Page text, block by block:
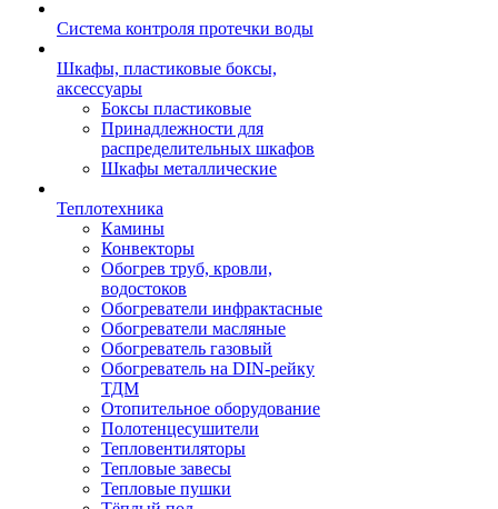
Система контроля протечки воды
Шкафы, пластиковые боксы,
аксессуары
Боксы пластиковые
Принадлежности для
распределительных шкафов
Шкафы металлические
Теплотехника
Камины
Конвекторы
Обогрев труб, кровли,
водостоков
Обогреватели инфрактасные
Обогреватели масляные
Обогреватель газовый
Обогреватель на DIN-рейку
ТДМ
Отопительное оборудование
Полотенцесушители
Тепловентиляторы
Тепловые завесы
Тепловые пушки